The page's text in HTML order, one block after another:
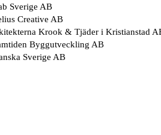
Sverige AB
Creative AB
Krook & Tjäder i Kristianstad
Byggutveckling AB
Sverige AB